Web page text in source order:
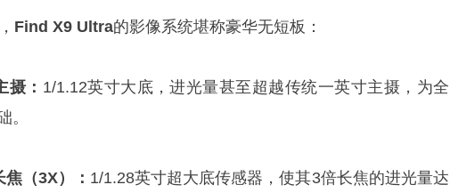
Find X9 Ultra的影像系统堪称豪华无短板：
摄： 1/1.12英寸大底，进光量甚至超越传统一英寸主摄，为全
。
（3X）： 1/1.28英寸超大底传感器，使其3倍长焦的进光量达